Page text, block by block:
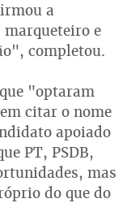
a
e
completou.
"optaram
citar o nome
apoiado
PT, PSDB,
mas
do que do